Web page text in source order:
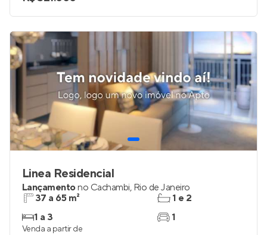
Linea Residencial
Lançamentono Cachambi, Rio de Janeiro
37 a 65 m²
1 a 3
1 e 2
1
Venda a partir de